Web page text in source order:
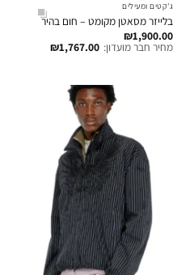
ג'קטים ומעילים
בלייזר מסאטן מקומט – חום בהיר
₪1,900.00
מחיר חבר מועדון: ₪1,767.00